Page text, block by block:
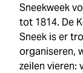
Sneekweek
tot 1814. De
Sneek is er
organiseren,
zeilen vieren: